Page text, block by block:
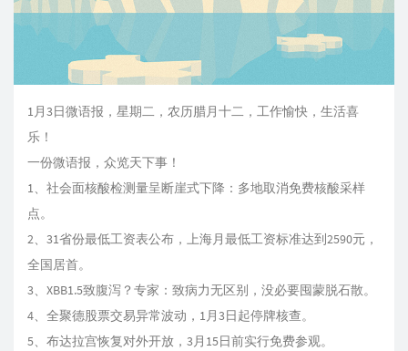
1月3日微语报，星期二，农历腊月十二，工作愉快，生活喜
乐！
一份微语报，众览天下事！
1、社会面核酸检测量呈断崖式下降：多地取消免费核酸采样
点。
2、31省份最低工资表公布，上海月最低工资标准达到2590元，
全国居首。
3、XBB1.5致腹泻？专家：致病力无区别，没必要囤蒙脱石散。
4、全聚德股票交易异常波动，1月3日起停牌核查。
5、布达拉宫恢复对外开放，3月15日前实行免费参观。